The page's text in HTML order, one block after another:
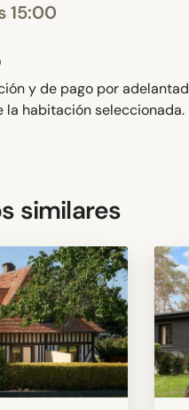
15:00
y de pago por
habitación seleccionada.
similares